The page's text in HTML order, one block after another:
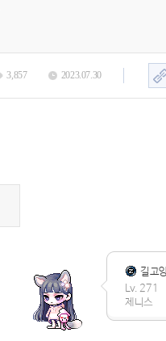
3,857 2023.07.30
길고
Lv. 271
제니스